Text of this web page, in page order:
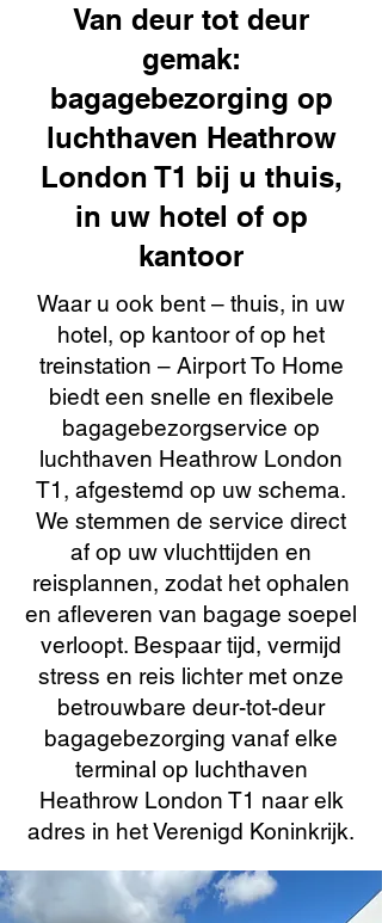
Van deur tot deur
gemak:
bagagebezorging op
luchthaven Heathrow
London T1 bij u thuis,
in uw hotel of op
kantoor
Waar u ook bent – thuis, in uw
hotel, op kantoor of op het
treinstation – Airport To Home
biedt een snelle en flexibele
bagagebezorgservice op
luchthaven Heathrow London
T1, afgestemd op uw schema.
We stemmen de service direct
af op uw vluchttijden en
reisplannen, zodat het ophalen
en afleveren van bagage soepel
verloopt. Bespaar tijd, vermijd
stress en reis lichter met onze
betrouwbare deur-tot-deur
bagagebezorging vanaf elke
terminal op luchthaven
Heathrow London T1 naar elk
adres in het Verenigd Koninkrijk.